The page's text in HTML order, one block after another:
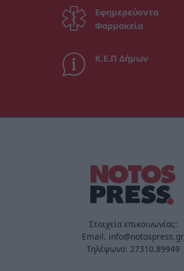
Εφημερεύοντα
Φαρμακεία
Κ.Ε.Π Δήμων
Στοιχεία επικοινωνίας:
Email. info@notospress.gr
Τηλέφωνο: 27310.89949